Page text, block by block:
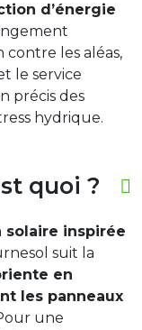
d’énergie
contre les aléas,
le service
précis des
hydrique.
quoi ?
solaire inspirée
suit la
en
les panneaux
une